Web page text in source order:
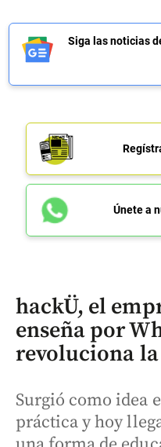
Siga las noticias
Únete a
hackÜ, el
enseña por
revoluciona
Surgió como idea
práctica y hoy